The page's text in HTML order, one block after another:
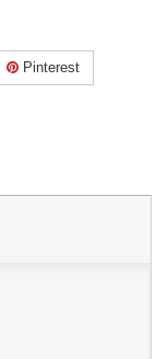
Pinterest